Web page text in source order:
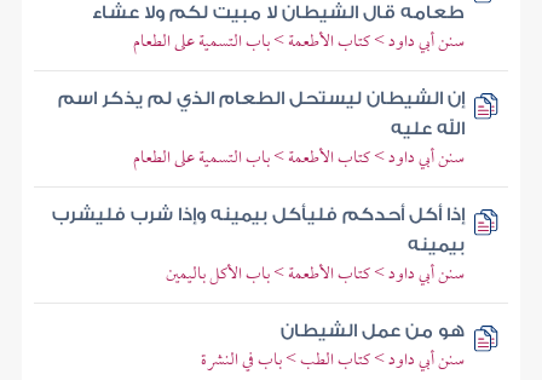
طعامه قال الشيطان لا مبيت لكم ولا عشاء
سنن أبي داود > كتاب الأطعمة > باب التسمية على الطعام
إن الشيطان ليستحل الطعام الذي لم يذكر اسم
الله عليه
سنن أبي داود > كتاب الأطعمة > باب التسمية على الطعام
إذا أكل أحدكم فليأكل بيمينه وإذا شرب فليشرب
بيمينه
سنن أبي داود > كتاب الأطعمة > باب الأكل باليمين
هو من عمل الشيطان
سنن أبي داود > كتاب الطب > باب في النشرة